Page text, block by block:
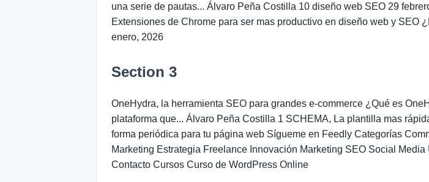
una serie de pautas... Álvaro Peña Costilla 10 diseño web SEO 29
Extensiones de Chrome para ser mas productivo en diseño web y SEO
enero, 2026
Section 3
OneHydra, la herramienta SEO para grandes e-commerce ¿Qué es
plataforma que... Álvaro Peña Costilla 1 SCHEMA, La plantilla mas
forma periódica para tu página web Sígueme en Feedly Categorías
Marketing Estrategia Freelance Innovación Marketing SEO Social
Contacto Cursos Curso de WordPress Online